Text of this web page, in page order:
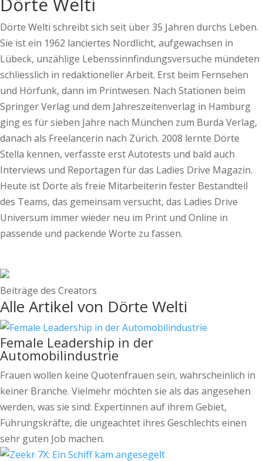
Dörte Welti schreibt sich seit über 35 Jahren durchs Leben.
Sie ist ein 1962 lanciertes Nordlicht, aufgewachsen in
Lübeck, unzählige Lebenssinnfindungsversuche mündeten
schliesslich in redaktioneller Arbeit. Erst beim Fernsehen
und Hörfunk, dann im Printwesen. Nach Stationen beim
Springer Verlag und dem Jahreszeitenverlag in Hamburg
ging es für sieben Jahre nach München zum Burda Verlag,
danach als Freelancerin nach Zürich. 2008 lernte Dörte
Stella kennen, verfasste erst Autotests und bald auch
Interviews und Reportagen für das Ladies Drive Magazin.
Heute ist Dörte als freie Mitarbeiterin fester Bestandteil
des Teams, das gemeinsam versucht, das Ladies Drive
Universum immer wieder neu im Print und Online in
passende und packende Worte zu fassen.
Beiträge des Creators
Alle Artikel von Dörte Welti
Female Leadership in der
Automobilindustrie
Frauen wollen keine Quotenfrauen sein, wahrscheinlich in
keiner Branche. Vielmehr möchten sie als das angesehen
werden, was sie sind: Expertinnen auf ihrem Gebiet,
Führungskräfte, die ungeachtet ihres Geschlechts einen
sehr guten Job machen.